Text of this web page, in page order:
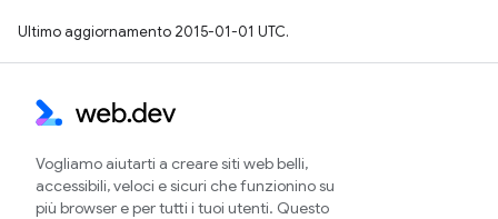
Ultimo aggiornamento 2015-01-01 UTC.
Vogliamo aiutarti a creare siti web belli,
accessibili, veloci e sicuri che funzionino su
più browser e per tutti i tuoi utenti. Questo